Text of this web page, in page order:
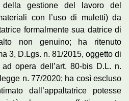
della gestione del lavoro del
con l’uso di muletti) da
formalmente sua datrice di
non genuino; ha ritenuto
3, D.Lgs. n. 81/2015, oggetto di
opera dell’art. 80-bis D.L. n.
n. 77/2020; ha così escluso
dall’appaltatrice potesse